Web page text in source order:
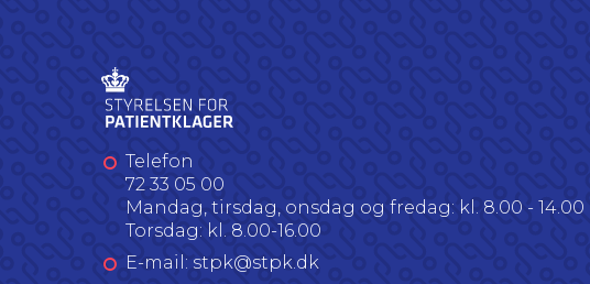
Telefon
72 33 05 00
Mandag, tirsdag, onsdag og fredag: kl. 8.00 - 14.00
Torsdag: kl. 8.00-16.00
E-mail: stpk@stpk.dk